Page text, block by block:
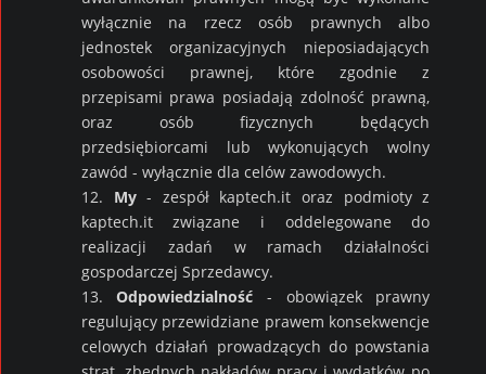
wyłącznie na rzecz osób prawnych albo
jednostek organizacyjnych nieposiadających
osobowości prawnej, które zgodnie z
przepisami prawa posiadają zdolność prawną,
oraz osób fizycznych będących
przedsiębiorcami lub wykonujących wolny
zawód - wyłącznie dla celów zawodowych.
12. My- zespół kaptech.it oraz podmioty z
kaptech.it związane i oddelegowane do
realizacji zadań w ramach działalności
gospodarczej Sprzedawcy.
13.Odpowiedzialność - obowiązek prawny
regulujący przewidziane prawem konsekwencje
celowych działań prowadzących do powstania